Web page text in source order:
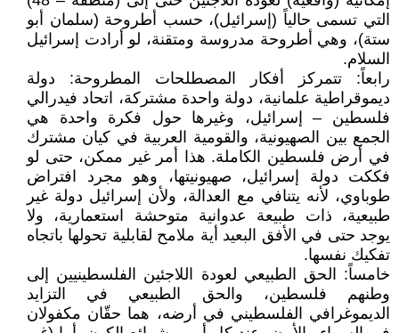
التي تسمى حالياً (إسرائيل)، حسب أطروحة (سلمان أبو
ستة)، وهي أطروحة مدروسة ومتقنة، لو أرادت إسرائيل
السلام.
رابعاً: تتمركز أفكار المصطلحات المطروحة: دولة
ديموقراطية علمانية، دولة واحدة مشتركة، اتحاد فيدرالي
فلسطين – إسرائيل، وغيرها حول فكرة واحدة هي
الجمع بين الصهيونية، والقومية العربية في كيان مشترك
في أرض فلسطين الكاملة. هذا أمر غير ممكن، حتى لو
فككت دولة إسرائيل، صهيونيتها، وهو مجرد افتراض
طوباوي، لأنه يتنافي مع العدالة، ولأن إسرائيل دولة غير
طبيعية، ذات طبيعة عدوانية متوحشة استعمارية، ولا
يوجد حتى في الأفق البعيد أية ملامح لقابلية تحولها باتجاه
تفكيك نفسها.
خامساً: الحق الطبيعي لعودة اللاجئين الفلسطينيين إلى
وطنهم فلسطين، والحق الطبيعي في التزايد
الديموغرافي الفلسطيني في أرضه، هما حقّان مكفولان